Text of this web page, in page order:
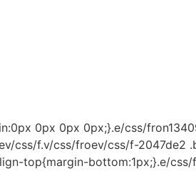
0px 0px 0px;}.e/css/
css/f.v/css/froev/css/f-
top{margin-bottom:1px;}.e/